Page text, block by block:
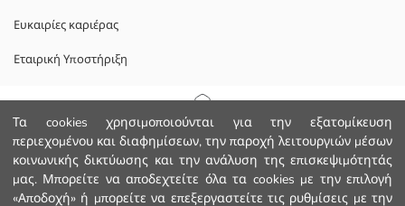
Τα cookies χρησιμοποιούνται για την εξατομίκευση
περιεχομένου και διαφημίσεων, την παροχή λειτουργιών μέσων
κοινωνικής δικτύωσης και την ανάλυση της επισκεψιμότητάς
μας. Μπορείτε να αποδεχτείτε όλα τα cookies με την επιλογή
«Αποδοχή» ή μπορείτε να επεξεργαστείτε τις ρυθμίσεις με την
Αρχική Σελίδα
Κατηγορίες
Το Καλάθι μου
Ευκαιρίες καριέρας
Εταιρική Υποστήριξη
Πολιτική Απορρήτου και Ασφάλειας Δεδομένων
Οροι χρήσης